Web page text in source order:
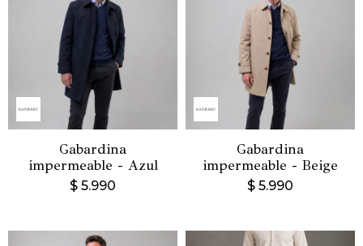
Gabardina
impermeable - Azul
$ 5.990
Gabardina
impermeable - Beige
$ 5.990